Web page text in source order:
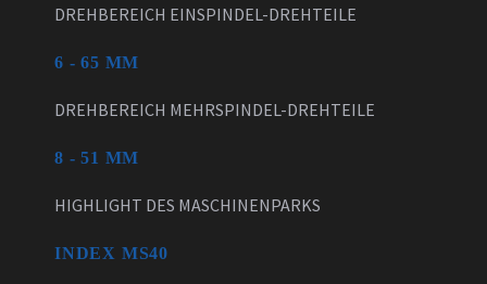
DREHBEREICH EINSPINDEL-DREHTEILE
6 - 65 MM
DREHBEREICH MEHRSPINDEL-DREHTEILE
8 - 51 MM
HIGHLIGHT DES MASCHINENPARKS
INDEX MS40